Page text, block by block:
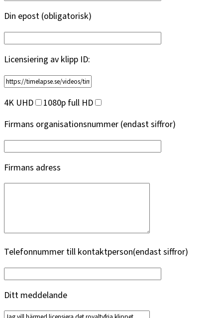
Din epost (obligatorisk)
Licensiering av klipp ID:
4K UHD
1080p full HD
Firmans organisationsnummer (endast siffror)
Firmans adress
Telefonnummer till kontaktperson(endast siffror)
Ditt meddelande